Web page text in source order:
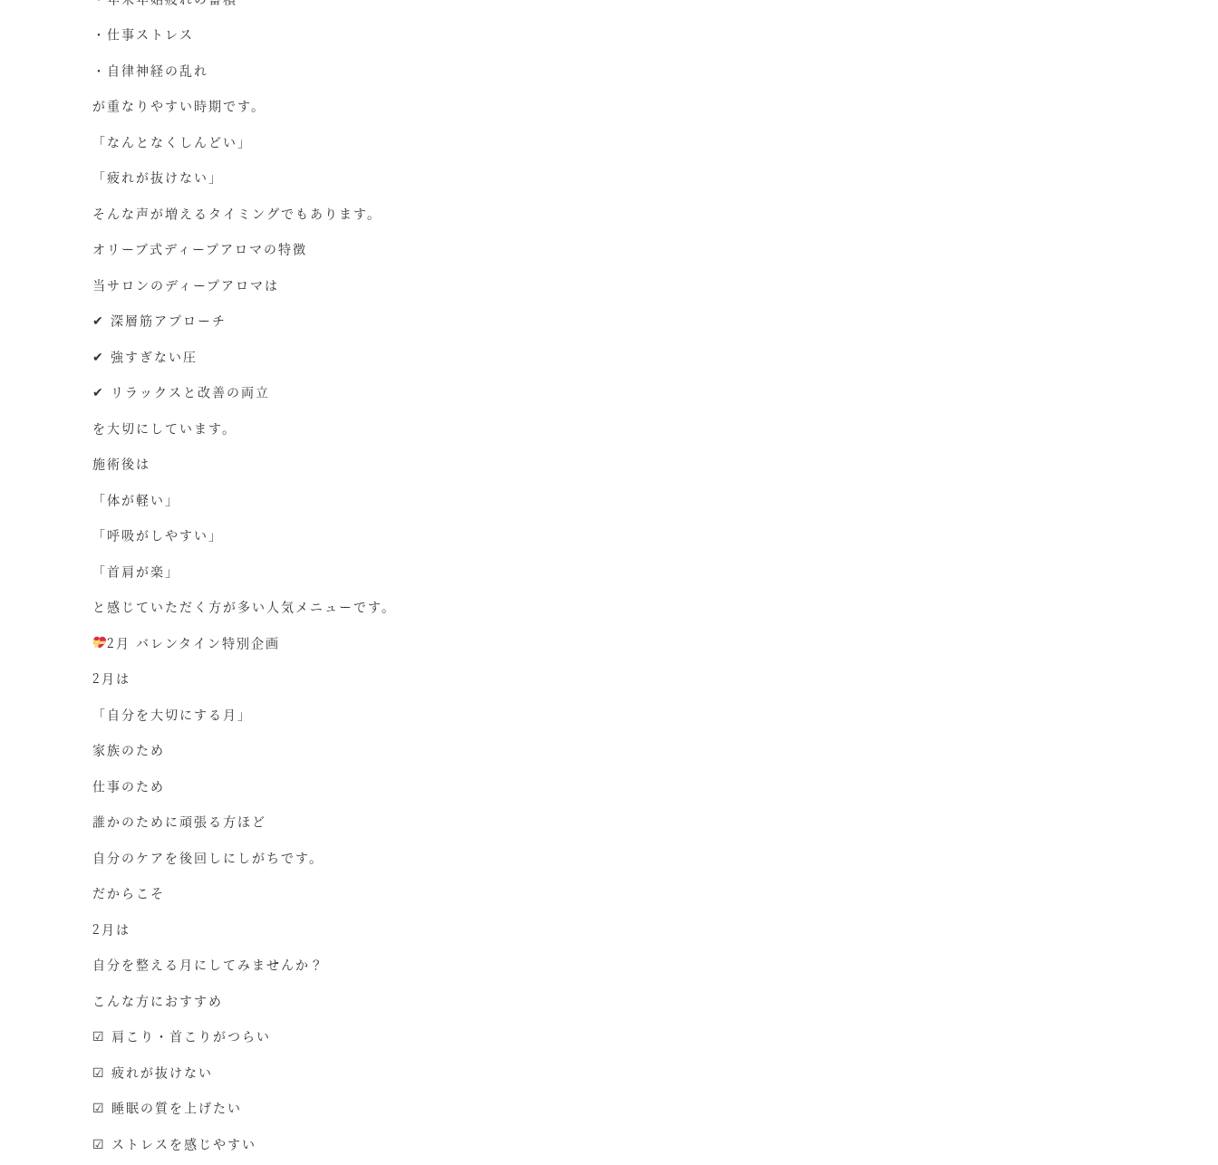
・仕事ストレス
・自律神経の乱れ
が重なりやすい時期です。
「なんとなくしんどい」
「疲れが抜けない」
そんな声が増えるタイミングでもあります。
オリーブ式ディープアロマの特徴
当サロンのディープアロマは
✔ 深層筋アプローチ
✔ 強すぎない圧
✔ リラックスと改善の両立
を大切にしています。
施術後は
「体が軽い」
「呼吸がしやすい」
「首肩が楽」
と感じていただく方が多い人気メニューです。
2月 バレンタイン特別企画
2月は
「自分を大切にする月」
家族のため
仕事のため
誰かのために頑張る方ほど
自分のケアを後回しにしがちです。
だからこそ
2月は
自分を整える月にしてみませんか？
こんな方におすすめ
☑ 肩こり・首こりがつらい
☑ 疲れが抜けない
☑ 睡眠の質を上げたい
☑ ストレスを感じやすい